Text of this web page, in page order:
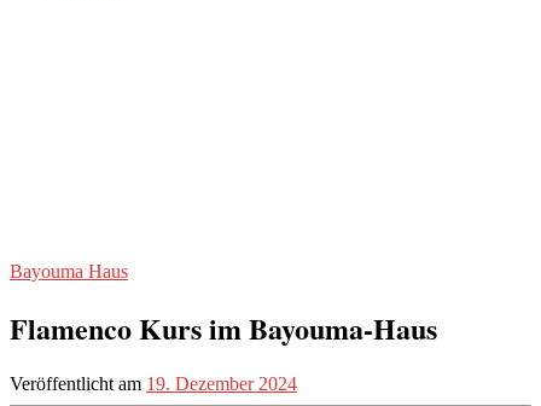
Bayouma Haus
Flamenco Kurs im Bayouma-Haus
Veröffentlicht am 19. Dezember 2024